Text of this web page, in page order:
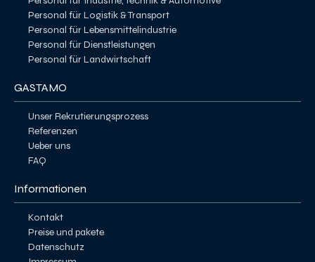
Personal für Logistik & Transport
Personal für Lebensmittelindustrie
Personal für Dienstleistungen
Personal für Landwirtschaft
GASTAMO
Unser Rekrutierungsprozess
Referenzen
Ueber uns
FAQ
Informationen
Kontakt
Preise und pakete
Datenschutz